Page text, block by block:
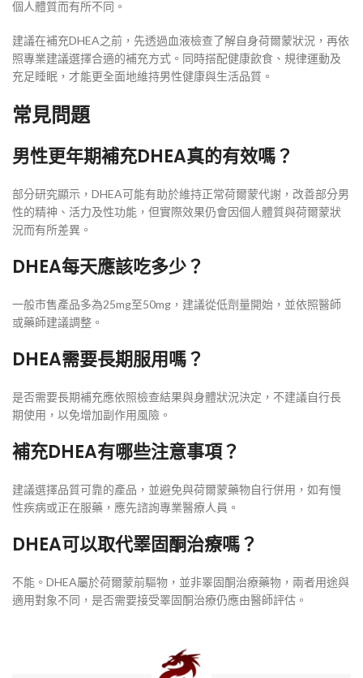
個人體質而有所不同。
建議在補充DHEA之前，先透過血液檢查了解自身荷爾蒙狀況，再依
照專業建議選擇合適的補充方式。同時搭配健康飲食、規律運動及
充足睡眠，才能更全面地維持男性健康與生活品質。
常見問題
男性更年期補充DHEA真的有效嗎？
部分研究顯示，DHEA可能有助於維持正常荷爾蒙代謝，改善部分男
性的精神、活力及性功能，但實際效果仍會因個人體質與荷爾蒙狀
況而有所差異。
DHEA每天應該吃多少？
一般市售產品多為25mg至50mg，建議從低劑量開始，並依照醫師
或藥師建議調整。
DHEA需要長期服用嗎？
是否需要長期補充應依照檢查結果與身體狀況決定，不建議自行長
期使用，以免增加副作用風險。
補充DHEA有哪些注意事項？
建議選擇品質可靠的產品，並避免與荷爾蒙藥物自行併用，如有慢
性疾病或正在服藥，應先諮詢專業醫療人員。
DHEA可以取代睪固酮治療嗎？
不能。DHEA屬於荷爾蒙前驅物，並非睪固酮治療藥物，兩者用途與
適用對象不同，是否需要接受睪固酮治療仍應由醫師評估。